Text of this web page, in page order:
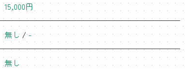
15,000円
無し /-
無し